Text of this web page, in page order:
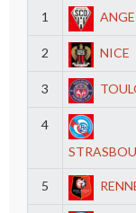
1
2 NICE
3
4
5